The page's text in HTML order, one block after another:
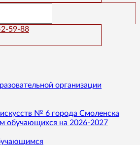
59-88
организации
№ 6 города Смоленска
обучающихся на 2026-2027